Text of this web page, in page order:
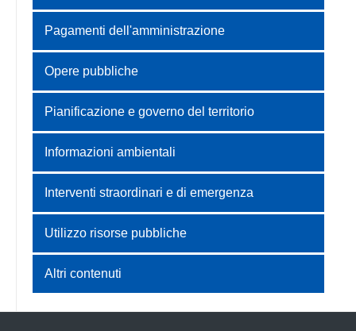
Pagamenti dell'amministrazione
Opere pubbliche
Pianificazione e governo del territorio
Informazioni ambientali
Interventi straordinari e di emergenza
Utilizzo risorse pubbliche
Altri contenuti